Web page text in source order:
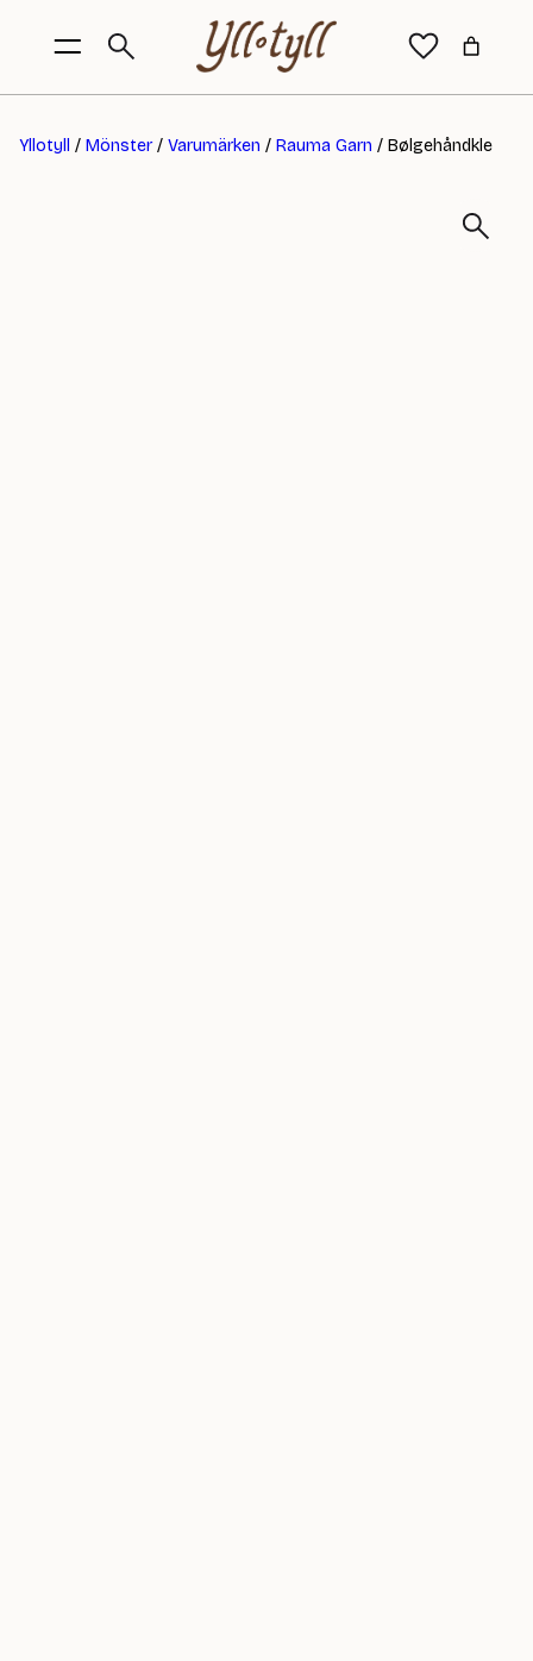
Yllotyll / Mönster/ Varumärken / Rauma Garn / Bølgehåndkle